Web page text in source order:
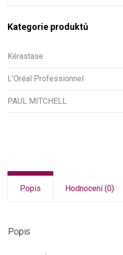
Kategorie produktů
Kérastase
L’Oréal Professionnel
PAUL MITCHELL
Popis Hodnocení (0)
Popis